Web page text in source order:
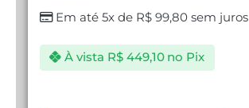
Em até 5x de R$99,80sem juros
À vista R$449,10 no Pix